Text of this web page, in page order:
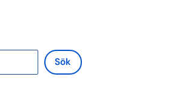
Sök